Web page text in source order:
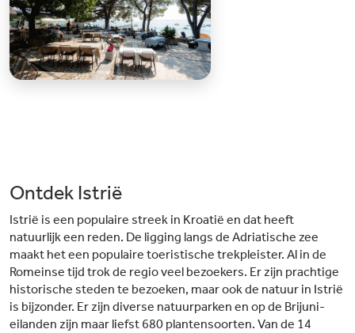
Ontdek Istrië
Istrië is een populaire streek in Kroatië en dat heeft
natuurlijk een reden. De ligging langs de Adriatische zee
maakt het een populaire toeristische trekpleister. Al in de
Romeinse tijd trok de regio veel bezoekers. Er zijn prachtige
historische steden te bezoeken, maar ook de natuur in Istrië
is bijzonder. Er zijn diverse natuurparken en op de Brijuni-
eilanden zijn maar liefst 680 plantensoorten. Van de 14